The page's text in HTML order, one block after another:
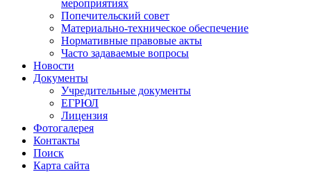
мероприятиях
Попечительский совет
Материально-техническое обеспечение
Нормативные правовые акты
Часто задаваемые вопросы
Новости
Документы
Учредительные документы
ЕГРЮЛ
Лицензия
Фотогалерея
Контакты
Поиск
Карта сайта